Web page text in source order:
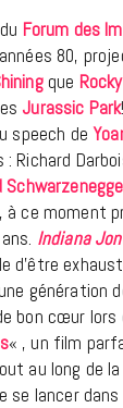
Forum des
80,
que
Jurassic Park
speech de
Richard
ce moment
Indiana
d’être
génération
bon cœur lors
« , un film
au long de
se lancer